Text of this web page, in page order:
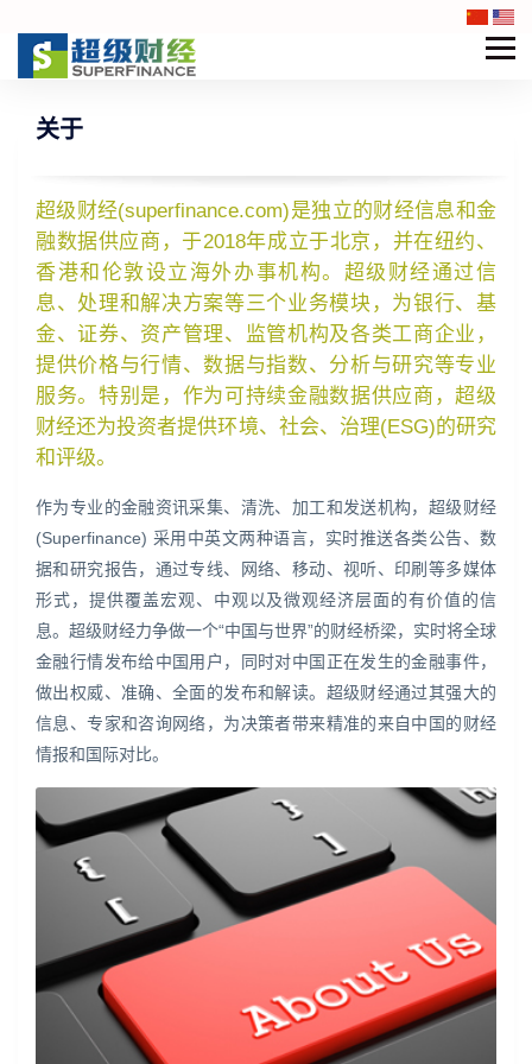
关于
超级财经(superfinance.com)是独立的财经信息和金
融数据供应商，于2018年成立于北京，并在纽约、
香港和伦敦设立海外办事机构。超级财经通过信
息、处理和解决方案等三个业务模块，为银行、基
金、证券、资产管理、监管机构及各类工商企业，
提供价格与行情、数据与指数、分析与研究等专业
服务。特别是，作为可持续金融数据供应商，超级
财经还为投资者提供环境、社会、治理(ESG)的研究
和评级。
作为专业的金融资讯采集、清洗、加工和发送机构，超级财经
(Superfinance) 采用中英文两种语言，实时推送各类公告、数
据和研究报告，通过专线、网络、移动、视听、印刷等多媒体
形式，提供覆盖宏观、中观以及微观经济层面的有价值的信
息。超级财经力争做一个“中国与世界”的财经桥梁，实时将全球
金融行情发布给中国用户，同时对中国正在发生的金融事件，
做出权威、准确、全面的发布和解读。超级财经通过其强大的
信息、专家和咨询网络，为决策者带来精准的来自中国的财经
情报和国际对比。